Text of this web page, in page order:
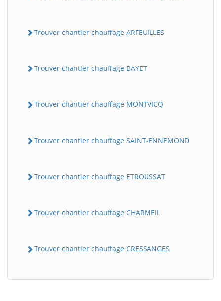
Trouver chantier chauffage ARFEUILLES
Trouver chantier chauffage BAYET
Trouver chantier chauffage MONTVICQ
Trouver chantier chauffage SAINT-ENNEMOND
Trouver chantier chauffage ETROUSSAT
Trouver chantier chauffage CHARMEIL
Trouver chantier chauffage CRESSANGES